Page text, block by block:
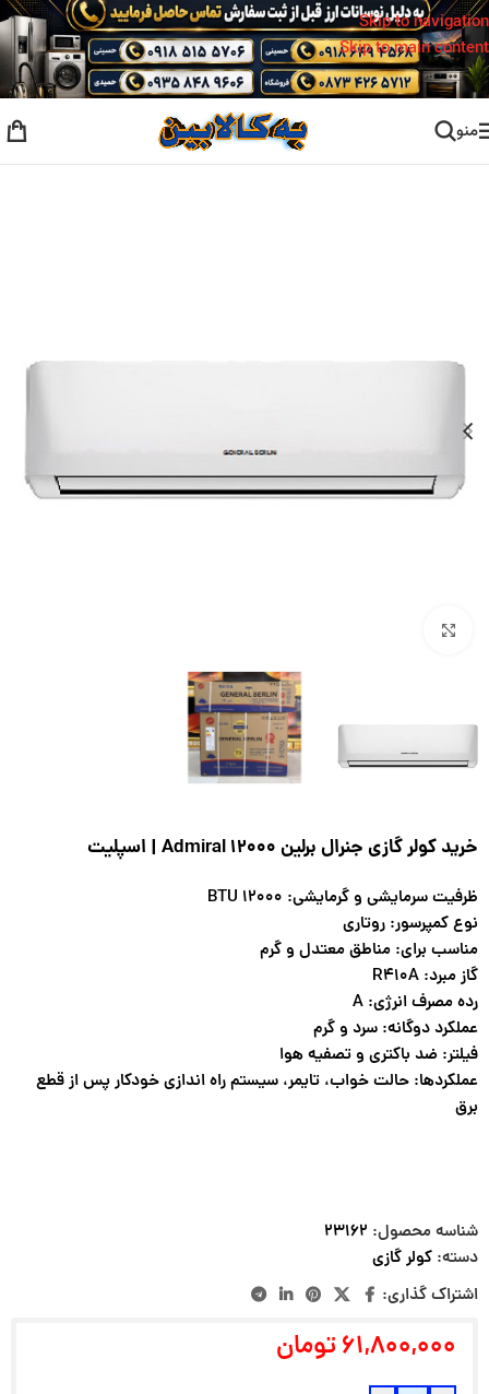
Skip to navigation
Skip to main content
منو
خرید کولر گازی جنرال برلین 12000 Admiral | اسپلیت
ظرفیت سرمایشی و گرمایشی: 12000 BTU
نوع کمپرسور: روتاری
مناسب برای: مناطق معتدل و گرم
گاز مبرد: R410A
رده مصرف انرژی: A
عملکرد دوگانه: سرد و گرم
فیلتر: ضد باکتری و تصفیه هوا
عملکردها: حالت خواب، تایمر، سیستم راه اندازی خودکار پس از قطع
برق
شناسه محصول: ۲۳۱۶۲
دسته: کولر گازی
اشتراک گذاری:
۶۱,۸۰۰,۰۰۰تومان